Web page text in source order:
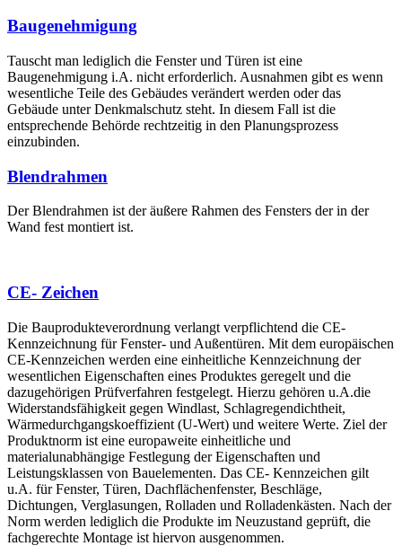
Baugenehmigung
Tauscht man lediglich die Fenster und Türen ist eine
Baugenehmigung i.A. nicht erforderlich. Ausnahmen gibt es wenn
wesentliche Teile des Gebäudes verändert werden oder das
Gebäude unter Denkmalschutz steht. In diesem Fall ist die
entsprechende Behörde rechtzeitig in den Planungsprozess
einzubinden.
Blendrahmen
Der Blendrahmen ist der äußere Rahmen des Fensters der in der
Wand fest montiert ist.
CE- Zeichen
Die Bauprodukteverordnung verlangt verpflichtend die CE-
Kennzeichnung für Fenster- und Außentüren. Mit dem europäischen
CE-Kennzeichen werden eine einheitliche Kennzeichnung der
wesentlichen Eigenschaften eines Produktes geregelt und die
dazugehörigen Prüfverfahren festgelegt. Hierzu gehören u.A.die
Widerstandsfähigkeit gegen Windlast, Schlagregendichtheit,
Wärmedurchgangskoeffizient (U-Wert) und weitere Werte. Ziel der
Produktnorm ist eine europaweite einheitliche und
materialunabhängige Festlegung der Eigenschaften und
Leistungsklassen von Bauelementen. Das CE- Kennzeichen gilt
u.A. für Fenster, Türen, Dachflächenfenster, Beschläge,
Dichtungen, Verglasungen, Rolladen und Rolladenkästen. Nach der
Norm werden lediglich die Produkte im Neuzustand geprüft, die
fachgerechte Montage ist hiervon ausgenommen.